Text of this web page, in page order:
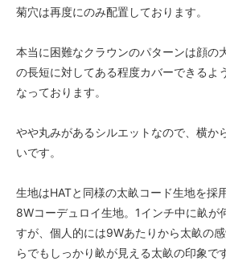
菊穴は再度にのみ配置しております。
本当に困難なクラウンのパターンは顔の
の長短に対してある程度カバーできるよ
なっております。
やや丸みがあるシルエットなので、横か
いです。
生地はHATと同様の太畝コード生地を採用
8Wコーデュロイ生地。1インチ中に畝が
すが、個人的には9Wあたりから太畝の
らでもしっかり畝が見える太畝の印象です